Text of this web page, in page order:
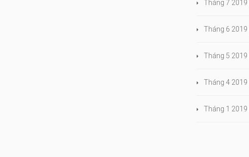
Tháng 7 2019
Tháng 6 2019
Tháng 5 2019
Tháng 4 2019
Tháng 1 2019